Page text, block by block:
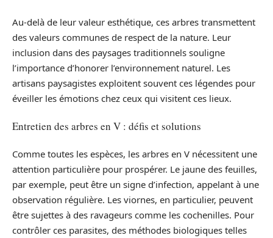
Au-delà de leur valeur esthétique, ces arbres transmettent
des valeurs communes de respect de la nature. Leur
inclusion dans des paysages traditionnels souligne
l’importance d’honorer l’environnement naturel. Les
artisans paysagistes exploitent souvent ces légendes pour
éveiller les émotions chez ceux qui visitent ces lieux.
Entretien des arbres en V : défis et solutions
Comme toutes les espèces, les arbres en V nécessitent une
attention particulière pour prospérer. Le jaune des feuilles,
par exemple, peut être un signe d’infection, appelant à une
observation régulière. Les viornes, en particulier, peuvent
être sujettes à des ravageurs comme les cochenilles. Pour
contrôler ces parasites, des méthodes biologiques telles